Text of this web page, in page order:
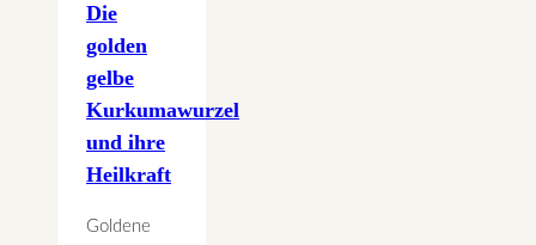
Die
golden
gelbe
Kurkumawurzel
und ihre
Heilkraft
Goldene